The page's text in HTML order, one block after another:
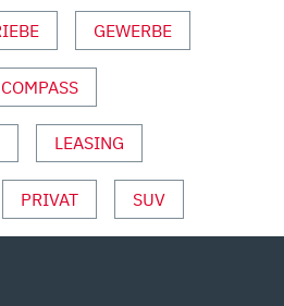
GEWERBE
LEASING
PRIVAT SUV